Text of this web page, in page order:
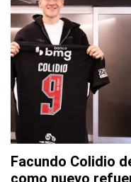
Facundo Colidio
como nuevo